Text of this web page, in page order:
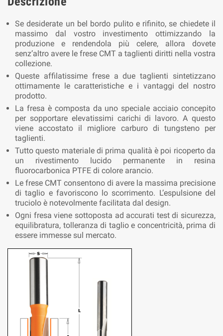
Se desiderate un bel bordo pulito e rifinito, se chiedete il
massimo dal vostro investimento ottimizzando la
produzione e rendendola più celere, allora dovete
senz’altro avere le frese CMT a taglienti diritti nella vostra
collezione.
Queste affilatissime frese a due taglienti sintetizzano
ottimamente le caratteristiche e i vantaggi del nostro
prodotto.
La fresa è composta da uno speciale acciaio concepito
per sopportare elevatissimi carichi di lavoro. A questo
viene accostato il migliore carburo di tungsteno per
taglienti.
Tutto questo materiale di prima qualità è poi ricoperto da
un rivestimento lucido permanente in resina
fluorocarbonica PTFE di colore arancio.
Le frese CMT consentono di avere la massima precisione
di taglio e favoriscono lo scorrimento. L’espulsione del
truciolo è notevolmente facilitata dal design.
Ogni fresa viene sottoposta ad accurati test di sicurezza,
equilibratura, tolleranza di taglio e concentricità, prima di
essere immesse sul mercato.